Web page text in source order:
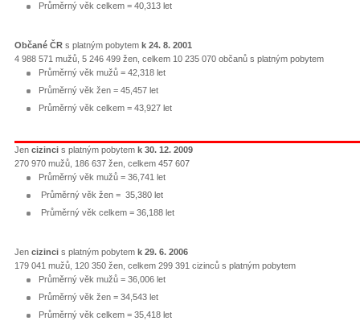
Průměrný věk celkem = 40,313 let
Občané ČR s platným pobytem k 24. 8. 2001
4 988 571 mužů, 5 246 499 žen, celkem 10 235 070 občanů s platným pobytem
Průměrný věk mužů = 42,318 let
Průměrný věk žen = 45,457 let
Průměrný věk celkem = 43,927 let
Jen cizinci s platným pobytem k 30. 12. 2009
270 970 mužů, 186 637 žen, celkem 457 607
Průměrný věk mužů = 36,741 let
Průměrný věk žen = 35,380 let
Průměrný věk celkem = 36,188 let
Jen cizinci s platným pobytem k 29. 6. 2006
179 041 mužů, 120 350 žen, celkem 299 391 cizinců s platným pobytem
Průměrný věk mužů = 36,006 let
Průměrný věk žen = 34,543 let
Průměrný věk celkem = 35,418 let